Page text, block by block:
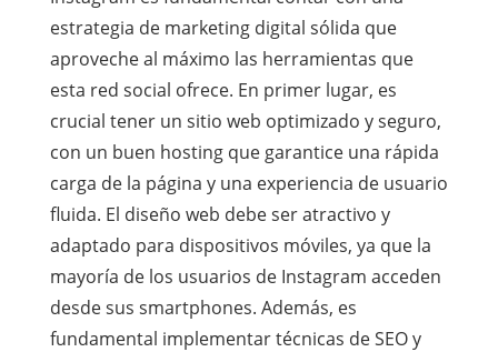
estrategia de marketing digital sólida que
aproveche al máximo las herramientas que
esta red social ofrece. En primer lugar, es
crucial tener un sitio web optimizado y seguro,
con un buen hosting que garantice una rápida
carga de la página y una experiencia de usuario
fluida. El diseño web debe ser atractivo y
adaptado para dispositivos móviles, ya que la
mayoría de los usuarios de Instagram acceden
desde sus smartphones. Además, es
fundamental implementar técnicas de SEO y